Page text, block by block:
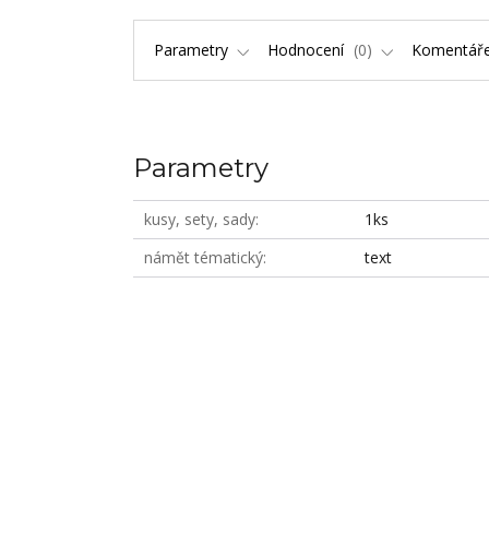
Parametry Hodnocení 0
Parametry
kusy, sety, sady
1ks
námět tématický
text